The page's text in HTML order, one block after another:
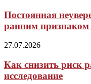
Постоянная
ранним признаком
27.07.2026
Как снизить риск
исследование